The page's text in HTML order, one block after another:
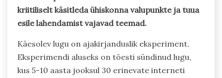
kriitiliselt käsitleda ühiskonna valupunkte ja tuua
esile lahendamist vajavad teemad.
Käesolev lugu on ajakirjanduslik eksperiment.
Eksperimendi aluseks on tõesti sündinud lugu,
kus 5-10 aasta jooksul 30 erinevate interneti